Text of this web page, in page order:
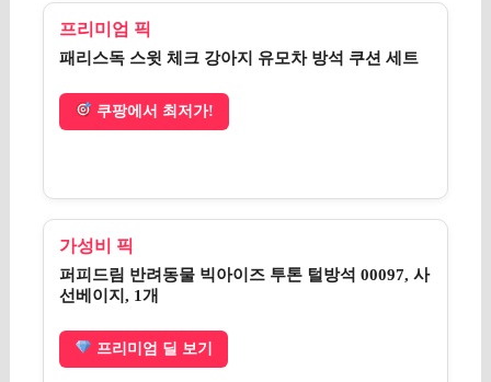
프리미엄 픽
패리스독 스윗 체크 강아지 유모차 방석 쿠션 세트
쿠팡에서 최저가!
가성비 픽
퍼피드림 반려동물 빅아이즈 투톤 털방석 00097, 사
선베이지, 1개
프리미엄 딜 보기